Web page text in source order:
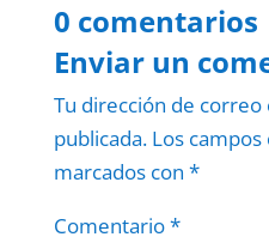
0 comentarios
Enviar un
Tu dirección de
publicada. Los
marcados con *
Comentario*